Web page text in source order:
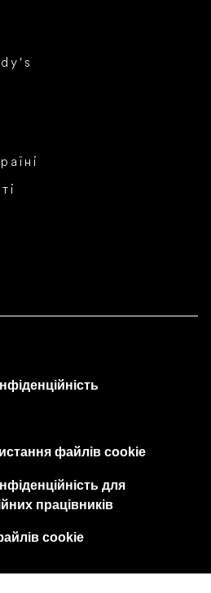
файлів cookie
для
працівників
cookie